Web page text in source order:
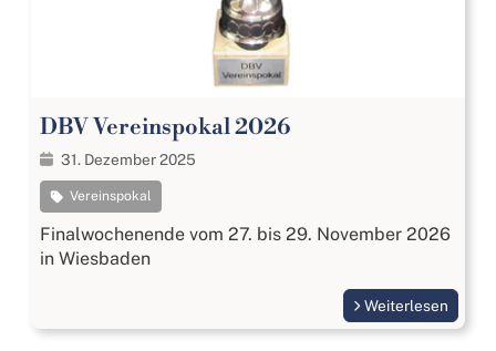
DBV Vereinspokal 2026
31. Dezember 2025
Vereinspokal
Finalwochenende vom 27. bis 29. November 2026
in Wiesbaden
Weiterlesen